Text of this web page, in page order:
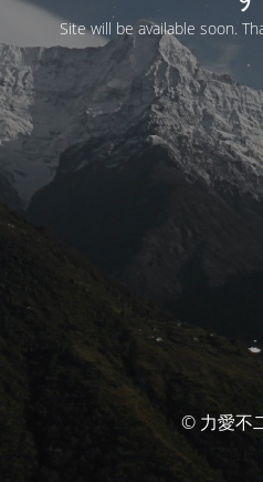
Site will be available soon.
© 力愛不